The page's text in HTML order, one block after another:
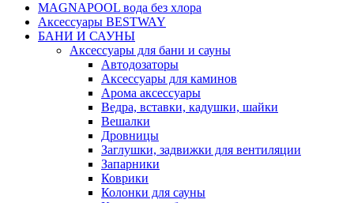
MAGNAPOOL вода без хлора
Аксессуары BESTWAY
БАНИ И САУНЫ
Аксессуары для бани и сауны
Автодозаторы
Аксессуары для каминов
Арома аксессуары
Ведра, вставки, кадушки, шайки
Вешалки
Дровницы
Заглушки, задвижки для вентиляции
Запарники
Коврики
Колонки для сауны